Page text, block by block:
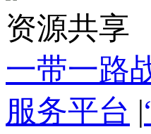
资源共享
一带一路
服务平台 |